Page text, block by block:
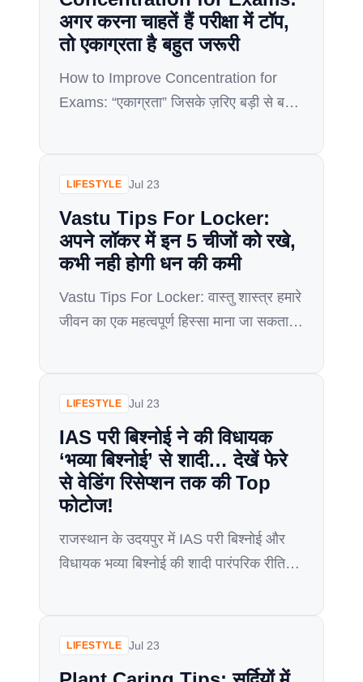
अगर करना चाहतें हैं परीक्षा में टॉप,
तो एकाग्रता है बहुत जरूरी
How to Improve Concentration for
Exams: “एकाग्रता” जिसके ज़रिए बड़ी से बड़ी
आजकल की जीवन शैली, टेक्नॉल्जी पर आश्रित
आलसी बना छोड़ा साथ ही मानव की एकाग्रता की
[…]
LIFESTYLE Jul 23
Vastu Tips For Locker:
अपने लॉकर में इन 5 चीजों को रखे,
कभी नही होगी धन की कमी
Vastu Tips For Locker: वास्तु शास्त्र हमारे
जीवन का एक महत्वपूर्ण हिस्सा माना जा सकता हैं.
सारे नुकसान का सामना करना पड़ सकता हैं.
को जगह देते हैं. यानी की […]
LIFESTYLE Jul 23
IAS परी बिश्नोई ने की विधायक
‘भव्या बिश्नोई’ से शादी… देखें फेरे
से वेडिंग रिसेप्शन तक की Top
फोटोज!
राजस्थान के उदयपुर में IAS परी बिश्नोई और
विधायक भव्या बिश्नोई की शादी पारंपरिक रीति-
सांस्कृतिक विरासत का प्रदर्शन करते हुए एक
LIFESTYLE Jul 23